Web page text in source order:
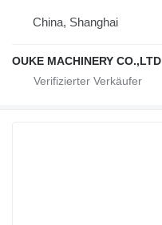
China, Shanghai
OUKE MACHINERY CO.,LTD